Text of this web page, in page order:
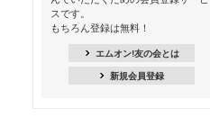
季節を感じよう! シーズンソング特集
-8月編-【歌詞入り】
ージックビデオ特集
スです。
もちろん登録は無料！
エムオン!友の会とは
新規会員登録